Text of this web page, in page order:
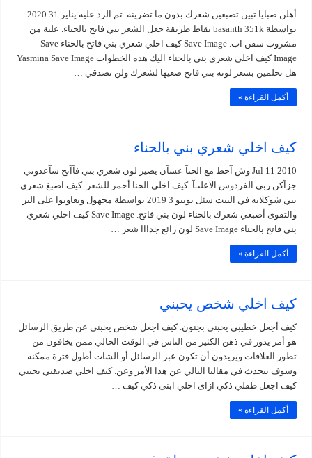
أهلن صبايا تبين تصبغين شعرك بدون ما تضرينه. تم الرد عليه يناير 31 2020
بواسطة basanth 351k نقاط طريقة جعل الشعر بني فاتح بالحناء. علبة من
مشروب سفن اب. Save Image كيف اخلي شعري بني فاتح بالحناء Save
Image كيف اخلي شعري بني بالحناء اليك هذه الخطوات Yasmina Save Image
هل تحلمين بشعر لونه بني فاتح ضعيها لشعرك ولن تصدقي …
أكمل القراءة »
كيف اخلي شعري بني بالحناء
Jul 11 2010 وش آحط مع الحنآ عشآن يصير لون شعري بني فآآتح سآعدوني
جزآكن ربي الفردوس الآعلىـآ. كيف اخلي الحنا أحمر للشعر. كيف اصبغ شعري
بني شوكلاته في البيت سئل يونيو 3 2019 بواسطة مجهول وتعاونوا على البر
والتقوى أصبغي شعرك بالحناء لون بني فاتح. Save Image كيف اخلي شعري
بني فاتح بالحناء Save Image لون رائع جدااا شعر …
أكمل القراءة »
كيف اخلي شخص يحبني
كيف أجعل خطيبي يحبني بجنون. كيف اجعل شخص يحبني عن طريق الرسائل
هو أمر يدور في ذهن الكثير من الناس في الوقت الحالي ممن يخافون من
تطور العلاقات ويريدون أن تكون عبر الرسائل أو الشات أطول فترة ممكنه
وسوف نتحدث في مقالنا التالي عن هذا الأمر وعن. كيف اخلي صديقتي تحبني
كيف اجعل طفلي ذكي ازاى اخلي ابنى ذكي كيف …
أكمل القراءة »